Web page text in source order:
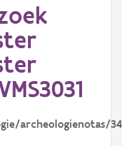
archeologienotas/